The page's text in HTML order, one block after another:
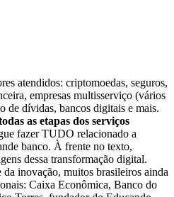
atendidos: criptomoedas, seguros,
empresas multisserviço (vários
de dívidas, bancos digitais e mais.
as etapas dos serviços
fazer TUDO relacionado a
banco. À frente no texto,
dessa transformação digital.
da inovação, muitos brasileiros ainda
Caixa Econômica, Banco do